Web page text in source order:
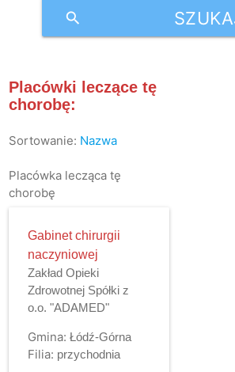
search
Placówki leczące tę
chorobę:
Sortowanie: Nazwa
Placówka lecząca tę
chorobę
Gabinet chirurgii
naczyniowej
Zakład Opieki
Zdrowotnej Spółki z
o.o. "ADAMED"
Gmina: Łódź-Górna
Filia: przychodnia